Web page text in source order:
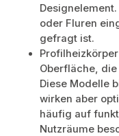
oder Fluren
gefragt ist.
Oberfläche,
Diese Modelle
wirken aber
häufig auf
Nutzräume